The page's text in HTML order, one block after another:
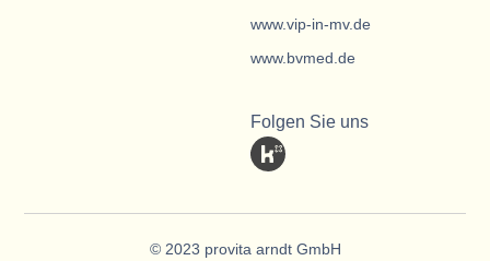
www.vip-in-mv.de
www.bvmed.de
Folgen Sie uns
© 2023 provita arndt GmbH